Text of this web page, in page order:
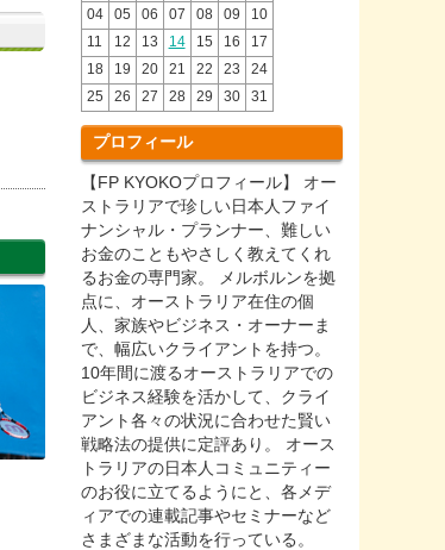
04
05 06 07 08 09
10
11
12 13 14 15 16
17
18
19 20 21 22 23
24
25
26 27 28 29 30 31
プロフィール
【FP KYOKOプロフィール】 オー
ストラリアで珍しい日本人ファイ
ナンシャル・プランナー、難しい
お金のこともやさしく教えてくれ
るお金の専門家。 メルボルンを拠
点に、オーストラリア在住の個
人、家族やビジネス・オーナーま
で、幅広いクライアントを持つ。
10年間に渡るオーストラリアでの
ビジネス経験を活かして、クライ
アント各々の状況に合わせた賢い
戦略法の提供に定評あり。 オース
トラリアの日本人コミュニティー
のお役に立てるようにと、各メデ
ィアでの連載記事やセミナーなど
さまざまな活動を行っている。